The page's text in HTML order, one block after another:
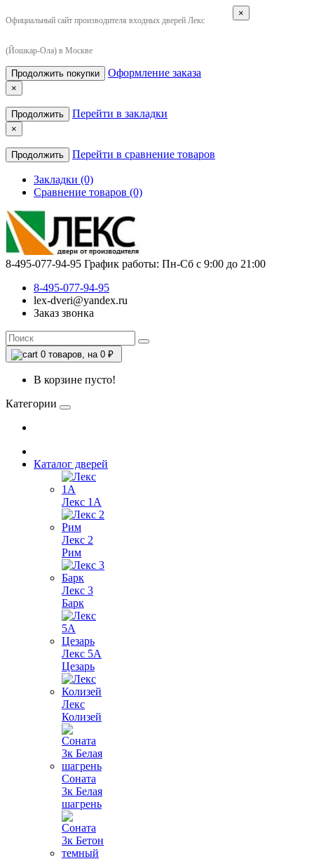
Официальный сайт производителя входных дверей Лекс
(Йошкар-Ола) в Москве
×
Продолжить покупки Оформление заказа
×
Продолжить Перейти в закладки
×
Продолжить Перейти в сравнение товаров
Закладки (0)
Сравнение товаров (0)
8-495-077-94-95 График работы: Пн-Сб с 9:00 до 21:00
8-495-077-94-95
lex-dveri@yandex.ru
Заказ звонка
0 товаров, на 0 ₽
В корзине пусто!
Категории
Каталог дверей
Лекс 1А
Лекс 2
Рим
Лекс 3
Барк
Лекс 5А
Цезарь
Лекс
Колизей
Соната
3к Белая
шагрень